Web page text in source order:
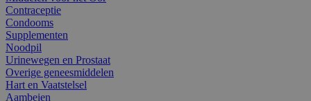
Contraceptie
Condooms
Supplementen
Noodpil
Urinewegen en Prostaat
Overige geneesmiddelen
Hart en Vaatstelsel
Aambeien